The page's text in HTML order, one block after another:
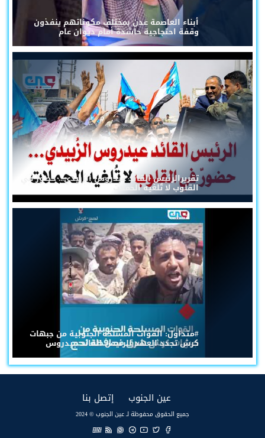
أبناء العاصمة عدن بمختلف مكوناتهم ينفذون
وقفة احتجاجية حاشدة أمام ديوان عام
تقريرالرئيس القائد عيدروس الزُبيدي... حضورٌ في
القلوب لا تُلغيه الحملات
#متداول: القوات المسلحة الجنوبية من جبهات
كرش تجدد العهد للرئيس القائد عيدروس
عين الجنوب إتصل بنا
جميع الحقوق محفوظة لـ عين الجنوب © 2024
EN